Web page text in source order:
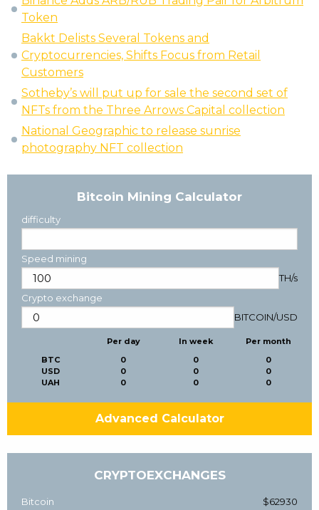
Token
Bakkt Delists Several Tokens and
Cryptocurrencies, Shifts Focus from Retail
Customers
Sotheby’s will put up for sale the second set of
NFTs from the Three Arrows Capital collection
National Geographic to release sunrise
photography NFT collection
Bitcoin Mining Calculator
difficulty
Speed mining
TH/s
Crypto exchange
BITCOIN/USD
BTC
USD
UAH
Per day
0
0
0
In week
0
0
0
Per month
0
0
0
Advanced Calculator
CRYPTOEXCHANGES
Bitcoin $62930